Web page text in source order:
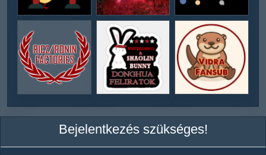
Bejelentkezés szükséges!